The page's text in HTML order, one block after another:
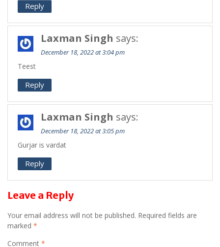
Reply
Laxman Singh says:
December 18, 2022 at 3:04 pm
Teest
Reply
Laxman Singh says:
December 18, 2022 at 3:05 pm
Gurjar is vardat
Reply
Leave a Reply
Your email address will not be published. Required fields are
marked *
Comment *